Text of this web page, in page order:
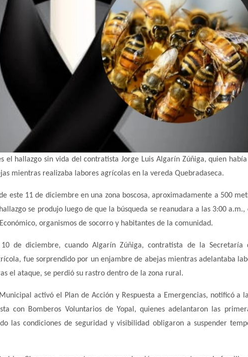
el hallazgo sin vida del contratista Jorge Luis Algarín Zúñiga, quien
mientras realizaba labores agrícolas en la vereda Quebradaseca.
este 11 de diciembre en una zona boscosa, aproximadamente a 500
se produjo luego de que la búsqueda se reanudara a las 3:00 a.m.,
organismos de socorro y habitantes de la comunidad.
de diciembre, cuando Algarín Zúñiga, contratista de la Secretaría
fue sorprendido por un enjambre de abejas mientras adelantaba
el ataque, se perdió su rastro dentro de la zona rural.
activó el Plan de Acción y Respuesta a Emergencias, notificó a
con Bomberos Voluntarios de Yopal, quienes adelantaron las
las condiciones de seguridad y visibilidad obligaron a suspender